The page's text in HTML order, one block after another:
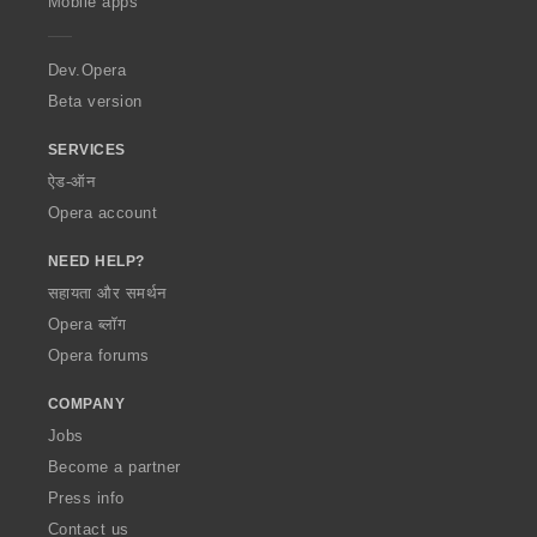
a
Dev.Opera
Beta version
SERVICES
ऐड-ऑन
Opera account
NEED HELP?
सहायता और समर्थन
Opera ब्लॉग
Opera forums
COMPANY
Jobs
Become a partner
Press info
Contact us